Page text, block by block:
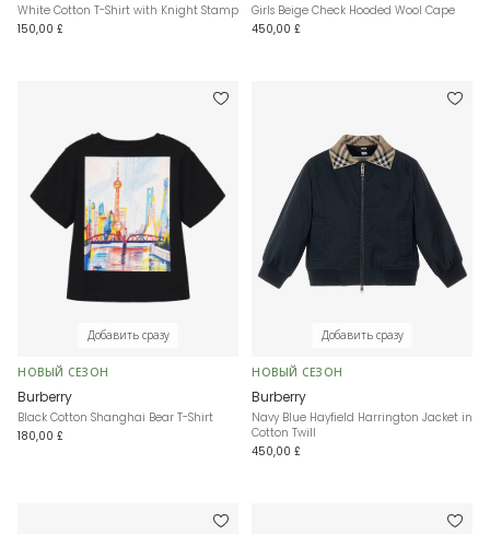
White Cotton T-Shirt with Knight Stamp
150,00 £
Girls Beige Check Hooded Wool Cape
450,00 £
Добавить сразу
НОВЫЙ СЕЗОН
Burberry
Black Cotton Shanghai Bear T-Shirt
180,00 £
Добавить сразу
НОВЫЙ СЕЗОН
Burberry
Navy Blue Hayfield Harrington Jacket in
Cotton Twill
450,00 £